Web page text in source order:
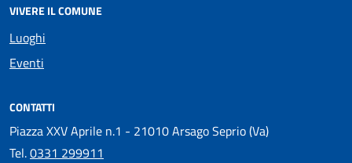
VIVERE IL COMUNE
Luoghi
Eventi
CONTATTI
Piazza XXV Aprile n.1 - 21010 Arsago Seprio (Va)
Tel.0331 299911